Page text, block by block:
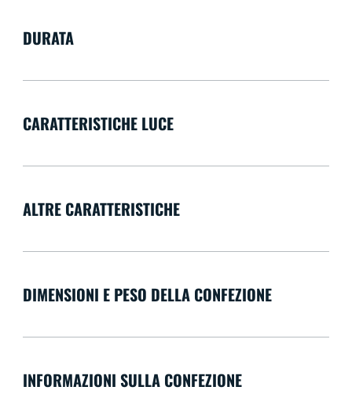
DURATA
CARATTERISTICHE LUCE
ALTRE CARATTERISTICHE
DIMENSIONI E PESO DELLA CONFEZIONE
INFORMAZIONI SULLA CONFEZIONE